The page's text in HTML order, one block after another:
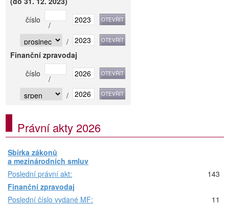
číslo
/
/
Finanční zpravodaj
číslo
/
/
Právní akty 2026
Sbírka zákonů
a mezinárodních smluv
Poslední právní akt:
143
Finanční zpravodaj
Poslední číslo vydané MF:
11